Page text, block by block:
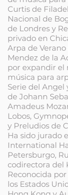
Curtis de
Nacional de
de Londres y
privado en
Arpa de
Mendez de la
por expandir el
música para
Serie del Angel
de Johann
Amadeus
Lobos,
y Preludios de
Ha sido jurado
International
Petersburgo,
codirectora del
Reconocida
los Estados